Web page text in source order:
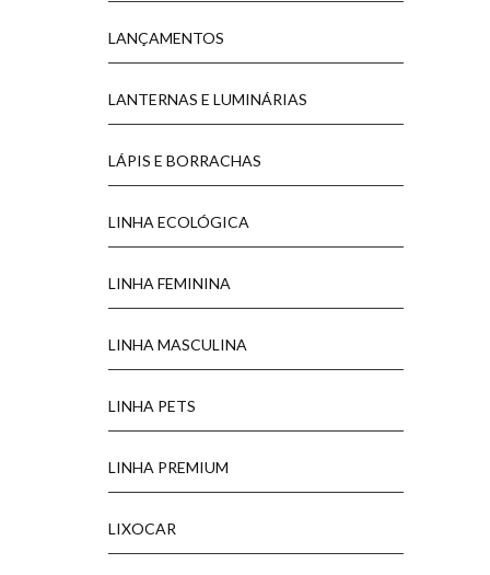
LANÇAMENTOS
LANTERNAS E LUMINÁRIAS
LÁPIS E BORRACHAS
LINHA ECOLÓGICA
LINHA FEMININA
LINHA MASCULINA
LINHA PETS
LINHA PREMIUM
LIXOCAR